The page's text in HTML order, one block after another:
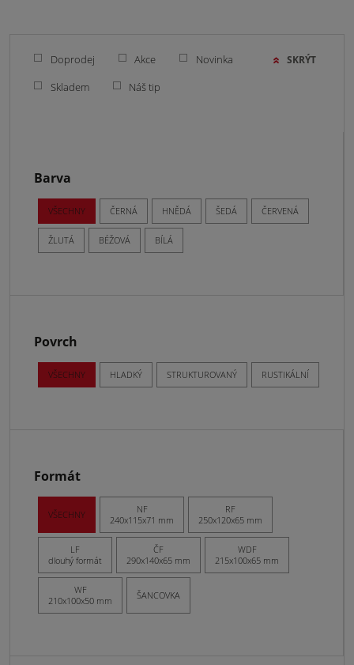
Doprodej Akce
Novinka
Skladem
Náš tip
SKRÝT
Barva
VŠECHNY ČERNÁ HNĚDÁ ŠEDÁ ČERVENÁ
ŽLUTÁ BÉŽOVÁ BÍLÁ
Povrch
VŠECHNY HLADKÝ STRUKTUROVANÝ RUSTIKÁLNÍ
Formát
VŠECHNY
NF
240x115x71 mm
RF
250x120x65 mm
LF
dlouhý formát
ČF
290x140x65 mm
WDF
215x100x65 mm
WF
210x100x50 mm
ŠANCOVKA